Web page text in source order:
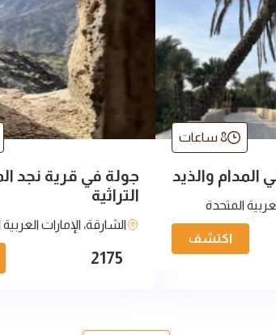
8 ساعات
المدام والذيد
المتحدة
اكتشف
جولة في قرية نجد
التراثية
الشارقة، الإمارات
2175